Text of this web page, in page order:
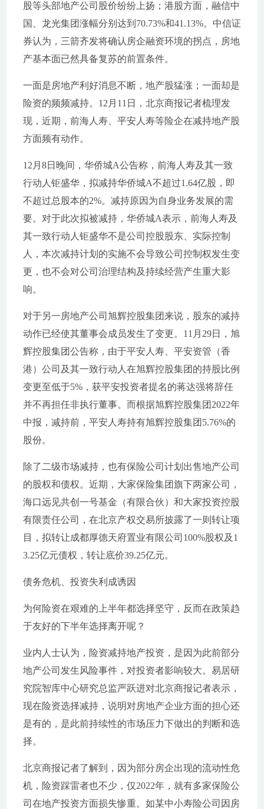
股等头部地产公司股价纷纷上扬；港股方面，融信中
国、龙光集团涨幅分别达到70.73%和41.13%。中信证
券认为，三箭齐发将确认房企融资环境的拐点，房地
产基本面已然具备复苏的前置条件。
一面是房地产利好消息不断，地产股猛涨；一面却是
险资的频频减持。12月11日，北京商报记者梳理发
现，近期，前海人寿、平安人寿等险企在减持地产股
方面频有动作。
12月8日晚间，华侨城A公告称，前海人寿及其一致
行动人钜盛华，拟减持华侨城A不超过1.64亿股，即
不超过总股本的2%。减持原因为自身业务发展的需
要。对于此次拟被减持，华侨城A表示，前海人寿及
其一致行动人钜盛华不是公司控股股东、实际控制
人，本次减持计划的实施不会导致公司控制权发生变
更，也不会对公司治理结构及持续经营产生重大影
响。
对于另一房地产公司旭辉控股集团来说，股东的减持
动作已经使其董事会成员发生了变更。11月29日，旭
辉控股集团公告称，由于平安人寿、平安资管（香
港）公司及其一致行动人在旭辉控股集团的持股比例
变更至低于5%，获平安投资者提名的蒋达强将辞任
并不再担任非执行董事。而根据旭辉控股集团2022年
中报，减持前，平安人寿持有旭辉控股集团5.76%的
股份。
除了二级市场减持，也有保险公司计划出售地产公司
的股权和债权。近期，大家保险集团旗下两家公司，
海口远见共创一号基金（有限合伙）和大家投资控股
有限责任公司，在北京产权交易所披露了一则转让项
目，拟转让成都厚德天府置业有限公司100%股权及1
3.25亿元债权，转让底价39.25亿元。
债务危机、投资失利成诱因
为何险资在艰难的上半年都选择坚守，反而在政策趋
于友好的下半年选择离开呢？
业内人士认为，险资减持地产投资，是因为此前部分
地产公司发生风险事件，对投资者影响较大。易居研
究院智库中心研究总监严跃进对北京商报记者表示，
现在险资选择减持，说明对房地产企业方面的担心还
是有的，是此前持续性的市场压力下做出的判断和选
择。
北京商报记者了解到，因为部分房企出现的流动性危
机，险资踩雷者也不少，仅2022年，就有多家保险公
司在地产投资方面损失惨重。如某中小寿险公司因房